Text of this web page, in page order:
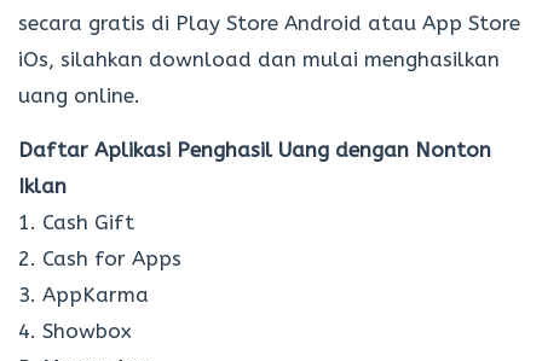
secara gratis di Play Store Android atau App Store
iOs, silahkan download dan mulai menghasilkan
uang online.
Daftar Aplikasi Penghasil Uang dengan Nonton
Iklan
1. Cash Gift
2. Cash for Apps
3. AppKarma
4. Showbox